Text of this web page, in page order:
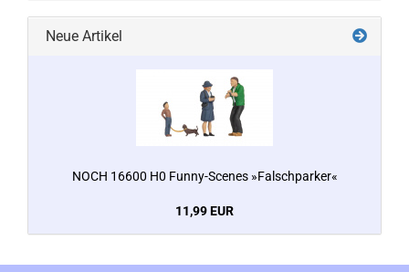
Neue Artikel
NOCH 16600 H0 Funny-Scenes »Falschparker«
11,99 EUR